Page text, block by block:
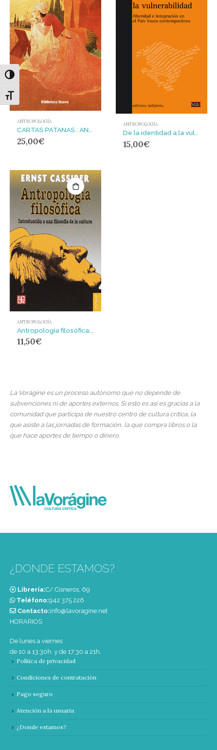
Alternar alto contraste
Alternar tamaño de letra
ANTROPOLOGÍA
CARTAS PATANAS : ANDANZAS POR PAKISTÁN CON BURKA Y SIN BURKA
25,00€
ANTROPOLOGÍA
15,00€
ANTROPOLOGÍA
11,50€
La Vorágine es un proceso autónomo que no depende de
subvenciones ni de aportes externos. Si esto es así es gracias a la
comunidad que participa de nuestro centro de cultura crítica, la
que asiste a las jornadas de formación, la que compra libros o la
que hace aportes de tiempo o dinero.
¿DONDE ESTAMOS?
Librería:C/ Cisneros, 69
Teléfono:‭942 375 226‬
Contacto:info@lavoragine.net
HORARIOS
De lunes a viernes
de 10 a 13:30h. y de 17:30 a 21h.
Política de privacidad
Condiciones de contratación
Pago seguro
Atención a la usuaria
¿Donde estamos?